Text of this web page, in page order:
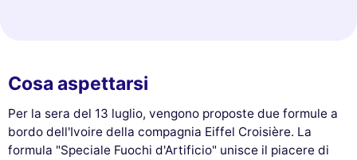
Cosa aspettarsi
Per la sera del 13 luglio, vengono proposte due formule a
bordo dell'Ivoire della compagnia Eiffel Croisière. La
formula "Speciale Fuochi d'Artificio" unisce il piacere di